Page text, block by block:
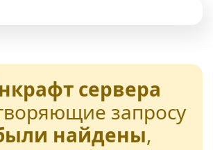
сервера
запросу
найдены,